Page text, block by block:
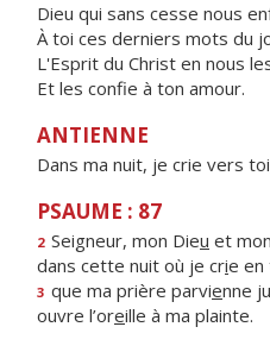
Dieu qui sans cesse nous
À toi ces derniers mots du
L'Esprit du Christ en nous
Et les confie à ton amour.
ANTIENNE
Dans ma nuit, je crie vers
PSAUME : 87
2 Seigneur, mon Dieu et
dans cette nuit où je crie en
3 que ma prière parvienne
ouvre l’oreille à ma plainte.